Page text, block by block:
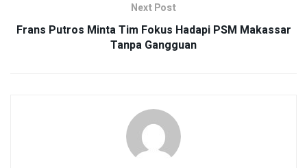
Next Post
Frans Putros Minta Tim Fokus Hadapi PSM Makassar
Tanpa Gangguan